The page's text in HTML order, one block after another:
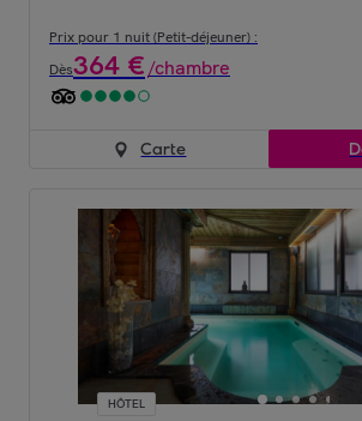
Prix pour 1 nuit (Petit-déjeuner) :
Dès364 €/chambre
Carte
HÔTEL